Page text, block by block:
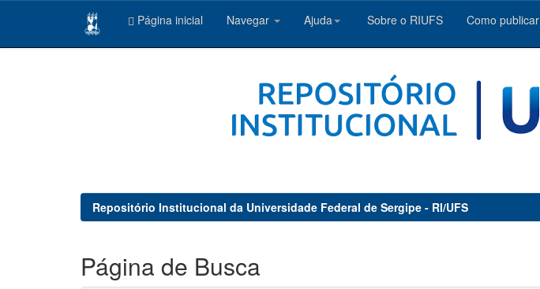
Página inicial Navegar Ajuda Sobre o RIUFS Como publicar
Repositório Institucional da Universidade Federal de Sergipe - RI/UFS
Página de Busca